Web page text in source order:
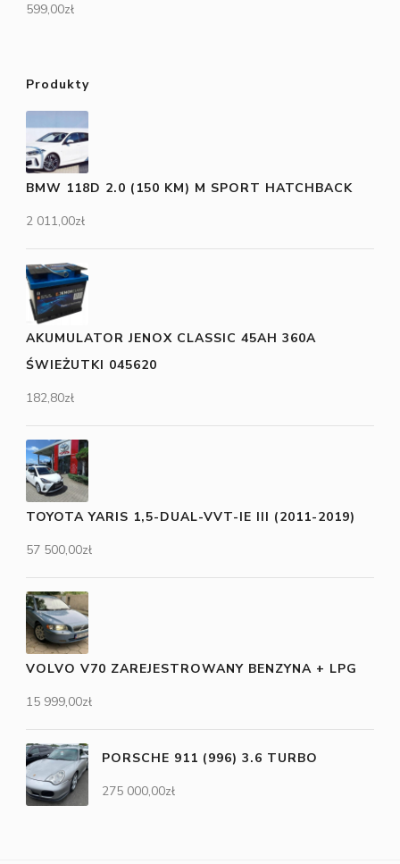
599,00zł
Produkty
BMW 118D 2.0 (150 KM) M SPORT HATCHBACK
2 011,00zł
AKUMULATOR JENOX CLASSIC 45AH 360A
ŚWIEŻUTKI 045620
182,80zł
TOYOTA YARIS 1,5-DUAL-VVT-IE III (2011-2019)
57 500,00zł
VOLVO V70 ZAREJESTROWANY BENZYNA + LPG
15 999,00zł
PORSCHE 911 (996) 3.6 TURBO
275 000,00zł